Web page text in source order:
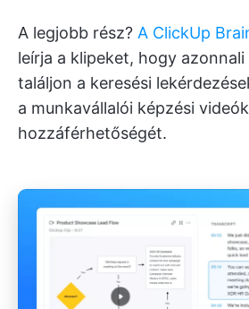
A legjobb rész? A ClickUp
leírja a klipeket, hogy
találjon a keresési
a munkavállalói képzési videók
hozzáférhetőségét.